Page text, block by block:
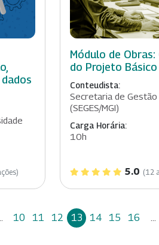
Módulo de
do Projeto Básico
Conteudista:
Secretaria de Gestão
(SEGES/MGI)
Carga Horária:
10h
5.0 (12
10 11 12 13 14 15 16 ...